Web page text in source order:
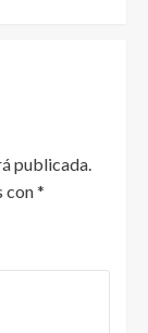
publicada.
con*